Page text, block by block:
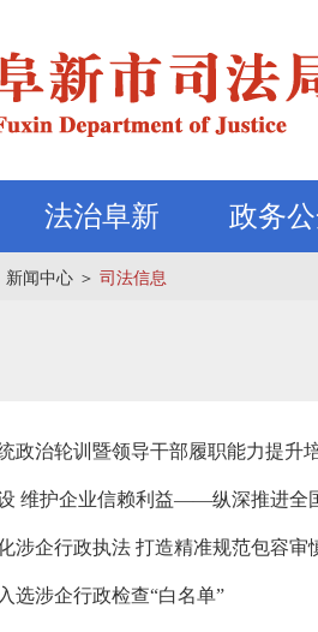
法治阜新 政务
新闻中心 ＞ 司法信息
政治轮训暨领导干部履职能力提升
维护企业信赖利益——纵深推进全
涉企行政执法 打造精准规范包容审
选涉企行政检查“白名单”